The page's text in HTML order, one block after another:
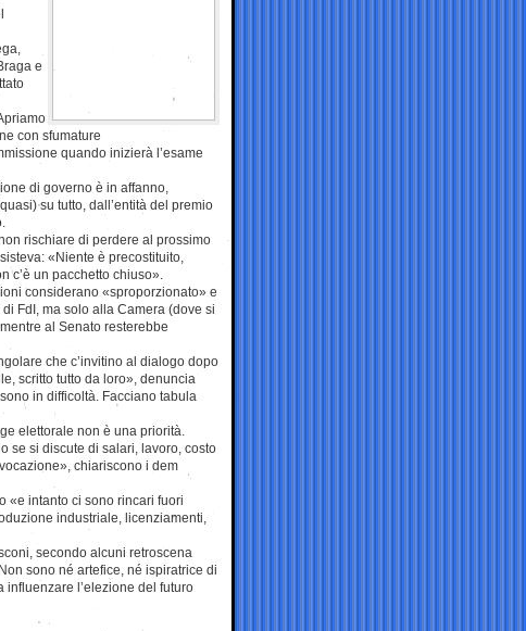
e
con sfumature
quando inizierà l’esame
di governo è in affanno,
su tutto, dall’entità del premio
rischiare di perdere al prossimo
«Niente è precostituito,
c’è un pacchetto chiuso».
considerano «sproporzionato» e
FdI, ma solo alla Camera (dove si
al Senato resterebbe
che c’invitino al dialogo dopo
scritto tutto da loro», denuncia
in difficoltà. Facciano tabula
elettorale non è una priorità.
se si discute di salari, lavoro, costo
chiariscono i dem
«e intanto ci sono rincari fuori
industriale, licenziamenti,
secondo alcuni retroscena
sono né artefice, né ispiratrice di
l’elezione del futuro